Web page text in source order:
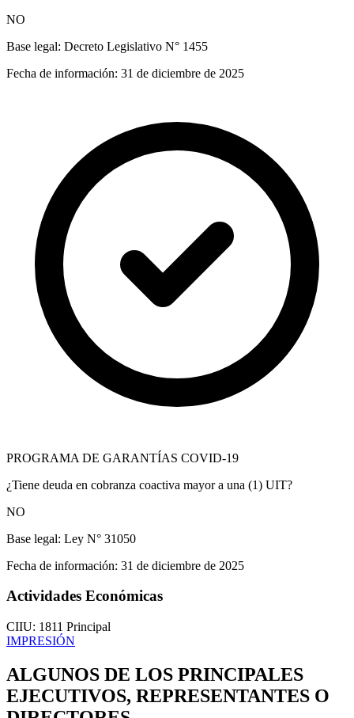
NO
Base legal: Decreto Legislativo N° 1455
Fecha de información: 31 de diciembre de 2025
PROGRAMA DE GARANTÍAS COVID-19
¿Tiene deuda en cobranza coactiva mayor a una (1) UIT?
NO
Base legal: Ley N° 31050
Fecha de información: 31 de diciembre de 2025
Actividades Económicas
CIIU: 1811 Principal
IMPRESIÓN
ALGUNOS DE LOS PRINCIPALES
EJECUTIVOS, REPRESENTANTES O